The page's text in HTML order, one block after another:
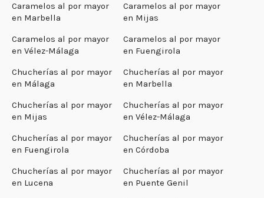
Caramelos al por mayor
en Marbella
Caramelos al por mayor
en Mijas
Caramelos al por mayor
en Vélez-Málaga
Caramelos al por mayor
en Fuengirola
Chucherías al por mayor
en Málaga
Chucherías al por mayor
en Marbella
Chucherías al por mayor
en Mijas
Chucherías al por mayor
en Vélez-Málaga
Chucherías al por mayor
en Fuengirola
Chucherías al por mayor
en Córdoba
Chucherías al por mayor
en Lucena
Chucherías al por mayor
en Puente Genil